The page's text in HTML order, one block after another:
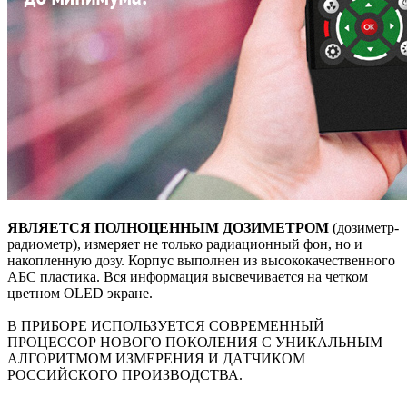
ЯВЛЯЕТСЯ ПОЛНОЦЕННЫМ ДОЗИМЕТРОМ (дозиметр-
радиометр), измеряет не только радиационный фон, но и
накопленную дозу. Корпус выполнен из высококачественного
АБС пластика. Вся информация высвечивается на четком
цветном OLED экране.
В ПРИБОРЕ ИСПОЛЬЗУЕТСЯ СОВРЕМЕННЫЙ
ПРОЦЕССОР НОВОГО ПОКОЛЕНИЯ С УНИКАЛЬНЫМ
АЛГОРИТМОМ ИЗМЕРЕНИЯ И ДАТЧИКОМ
РОССИЙСКОГО ПРОИЗВОДСТВА.